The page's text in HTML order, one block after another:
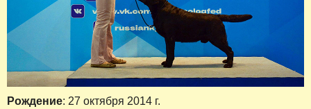
Рождение: 27 октября 2014 г.